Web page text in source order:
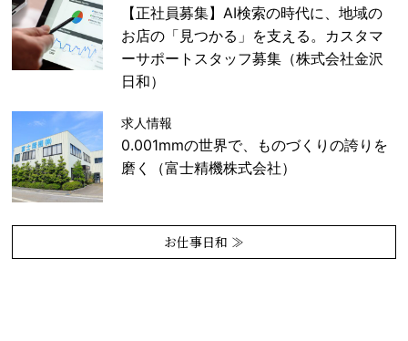
【正社員募集】AI検索の時代に、地域の
お店の「見つかる」を支える。カスタマ
ーサポートスタッフ募集（株式会社金沢
日和）
求人情報
0.001mmの世界で、ものづくりの誇りを
磨く（富士精機株式会社）
お仕事日和 ≫